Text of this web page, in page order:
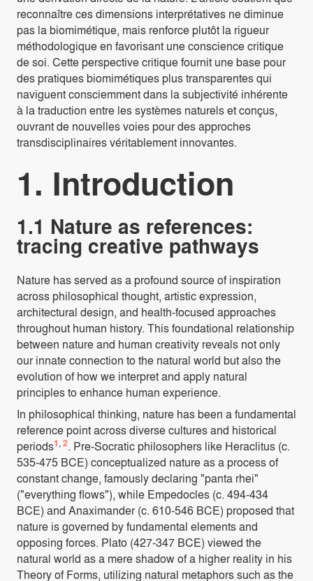
reconnaître ces dimensions interprétatives ne diminue
pas la biomimétique, mais renforce plutôt la rigueur
méthodologique en favorisant une conscience critique
de soi. Cette perspective critique fournit une base pour
des pratiques biomimétiques plus transparentes qui
naviguent consciemment dans la subjectivité inhérente
à la traduction entre les systèmes naturels et conçus,
ouvrant de nouvelles voies pour des approches
transdisciplinaires véritablement innovantes.
1. Introduction
1.1 Nature as references:
tracing creative pathways
Nature has served as a profound source of inspiration
across philosophical thought, artistic expression,
architectural design, and health-focused approaches
throughout human history. This foundational relationship
between nature and human creativity reveals not only
our innate connection to the natural world but also the
evolution of how we interpret and apply natural
principles to enhance human experience.
In philosophical thinking, nature has been a fundamental
reference point across diverse cultures and historical
periods1,2. Pre-Socratic philosophers like Heraclitus (c.
535-475 BCE) conceptualized nature as a process of
constant change, famously declaring "panta rhei"
("everything flows"), while Empedocles (c. 494-434
BCE) and Anaximander (c. 610-546 BCE) proposed that
nature is governed by fundamental elements and
opposing forces. Plato (427-347 BCE) viewed the
natural world as a mere shadow of a higher reality in his
Theory of Forms, utilizing natural metaphors such as the